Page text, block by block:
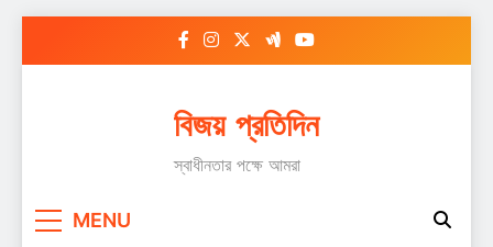
বিজয় প্রতিদিন
স্বাধীনতার পক্ষে আমরা
MENU